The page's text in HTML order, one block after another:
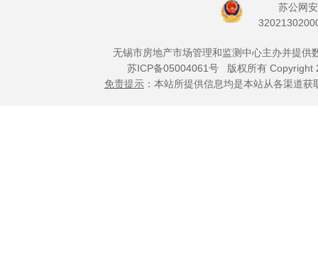
苏公网
无锡市房地产市场管理和监测中心主办并提
苏ICP备05004061号 版权所有 Copyright
免责提示 ：本站所提供信息均是本站从各渠道